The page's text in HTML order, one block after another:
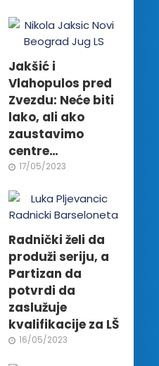
Jakšić i
Vlahopulos pred
Zvezdu: Neće biti
lako, ali ako
zaustavimo
centre…
17/05/2023
Radnički želi da
produži seriju, a
Partizan da
potvrdi da
zaslužuje
kvalifikacije za LŠ
16/05/2023